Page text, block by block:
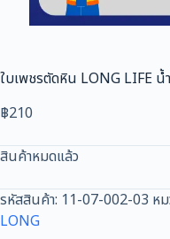
ใบเพชรตัดหิน LONG LIFE น้
฿210
สินค้าหมดแล้ว
รหัสสินค้า: 11-07-002-03 ห
LONG